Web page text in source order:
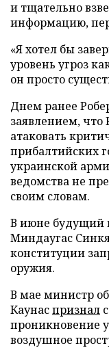
и тщательно
информацию,
«Я хотел бы
уровень угроз
он просто
Днем ранее
заявлением, что
атаковать
прибалтийских
украинской
ведомства не
своим словам.
В июне будущий
Миндаугас
конституции
оружия.
В мае министр
Каунаспризнал
проникновение
воздушное